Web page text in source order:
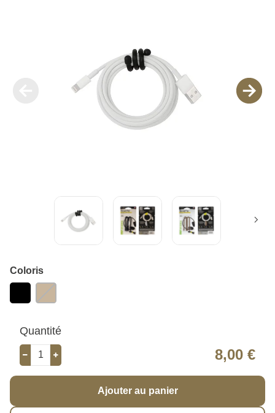
Coloris
Quantité
8,00 €
Ajouter au panier